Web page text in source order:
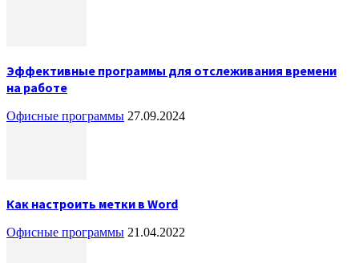
Эффективные программы для отслеживания времени
на работе
Офисные программы 27.09.2024
Как настроить метки в Word
Офисные программы 21.04.2022